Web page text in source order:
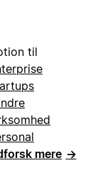
til
mere →